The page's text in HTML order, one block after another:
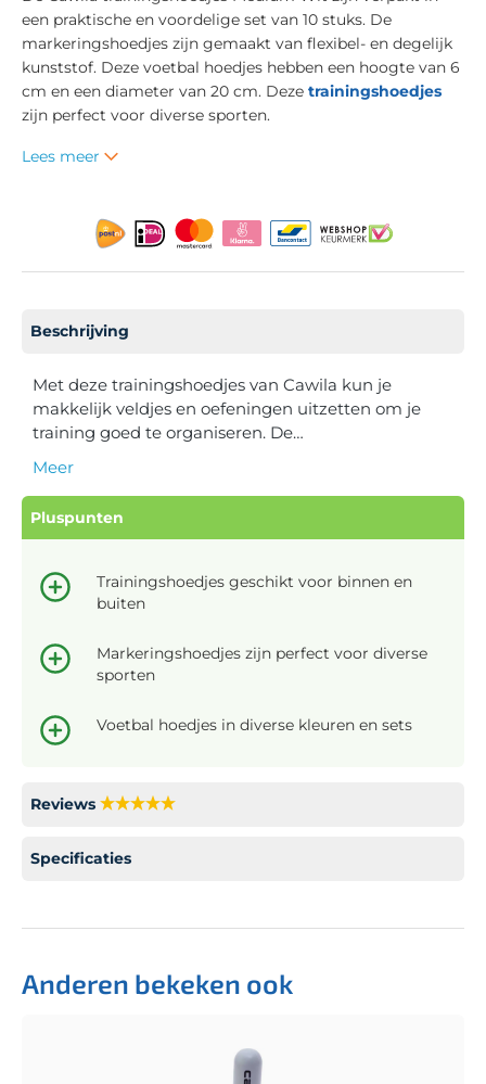
een praktische en voordelige set van 10 stuks. De
markeringshoedjes zijn gemaakt van flexibel- en degelijk
kunststof. Deze voetbal hoedjes hebben een hoogte van 6
cm en een diameter van 20 cm. Deze trainingshoedjes
zijn perfect voor diverse sporten.
Lees meer
Beschrijving
Met deze trainingshoedjes van Cawila kun je
makkelijk veldjes en oefeningen uitzetten om je
training goed te organiseren. De…
Meer
Pluspunten
Trainingshoedjes geschikt voor binnen en
buiten
Markeringshoedjes zijn perfect voor diverse
sporten
Voetbal hoedjes in diverse kleuren en sets
Reviews
Specificaties
Anderen bekeken ook